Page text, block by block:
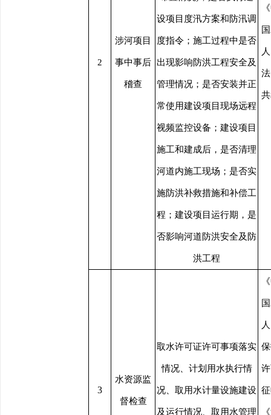
2
涉河项目
事中事后
稽查
设项目度汛方案和防汛调
度指令；施工过程中是否
出现影响防洪工程安全及
管理情况；是否安装并正
常使用建设项目现场远程
视频监控设备；建设项目
施工和建成后，是否清理
河道内施工现场；是否实
施防洪补救措施和补偿工
程；建设项目运行期，是
否影响河道防洪安全及防
洪工程
3
水资源监
督检查
取水许可证许可事项落实
情况、计划用水执行情
况、取用水计量设施建设
及运行情况、取用水管理